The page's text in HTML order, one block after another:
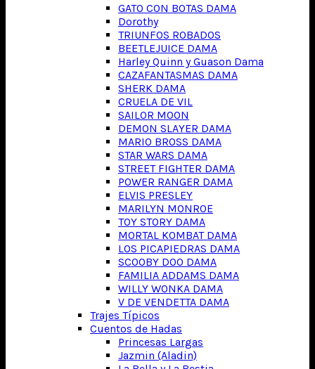
GATO CON BOTAS DAMA
Dorothy
TRIUNFOS ROBADOS
BEETLEJUICE DAMA
Harley Quinn y Guason Dama
CAZAFANTASMAS DAMA
SHERK DAMA
CRUELA DE VIL
SAILOR MOON
DEMON SLAYER DAMA
MARIO BROSS DAMA
STAR WARS DAMA
STREET FIGHTER DAMA
POWER RANGER DAMA
ELVIS PRESLEY
MARILYN MONROE
TOY STORY DAMA
MORTAL KOMBAT DAMA
LOS PICAPIEDRAS DAMA
SCOOBY DOO DAMA
FAMILIA ADDAMS DAMA
WILLY WONKA DAMA
V DE VENDETTA DAMA
Trajes Típicos
Cuentos de Hadas
Princesas Largas
Jazmin (Aladin)